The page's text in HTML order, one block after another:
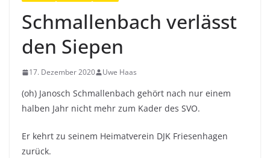
Schmallenbach verlässt
den Siepen
17. Dezember 2020 Uwe Haas
(oh) Janosch Schmallenbach gehört nach nur einem
halben Jahr nicht mehr zum Kader des SVO.
Er kehrt zu seinem Heimatverein DJK Friesenhagen
zurück.